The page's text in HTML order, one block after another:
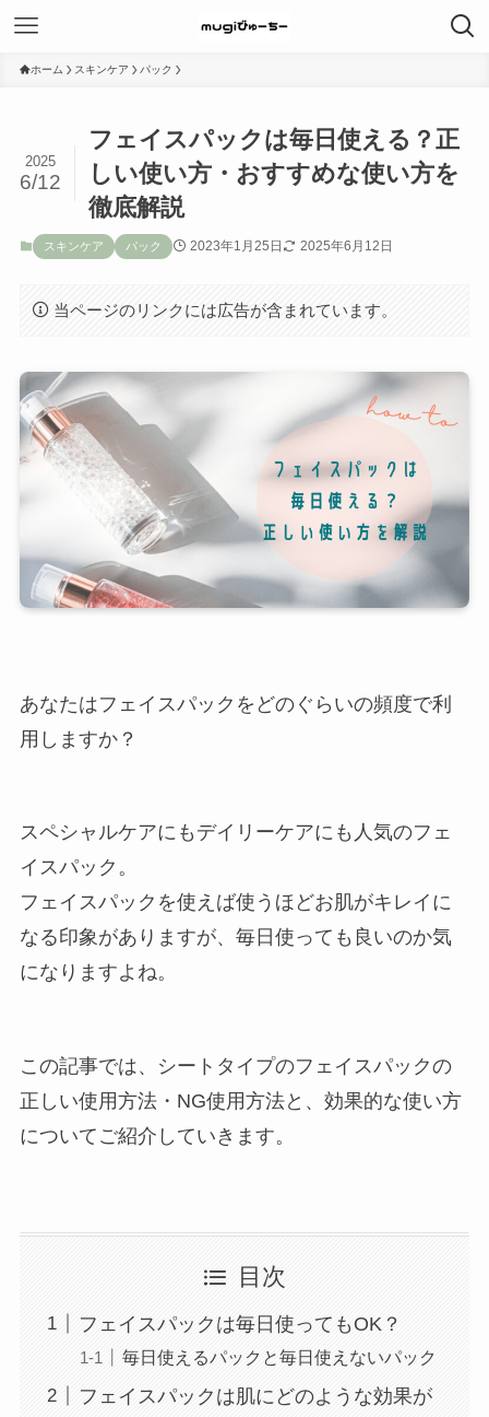
ホーム スキンケア パック
フェイスパックは毎日使える？正
しい使い方・おすすめな使い方を
徹底解説
2025
6/12
スキンケア パック 2023年1月25日 2025年6月12日
当ページのリンクには広告が含まれています。
あなたはフェイスパックをどのぐらいの頻度で利
用しますか？
スペシャルケアにもデイリーケアにも人気のフェ
イスパック。
フェイスパックを使えば使うほどお肌がキレイに
なる印象がありますが、毎日使っても良いのか気
になりますよね。
この記事では、シートタイプのフェイスパックの
正しい使用方法・NG使用方法と、効果的な使い方
についてご紹介していきます。
目次
フェイスパックは毎日使ってもOK？
毎日使えるパックと毎日使えないパック
フェイスパックは肌にどのような効果が